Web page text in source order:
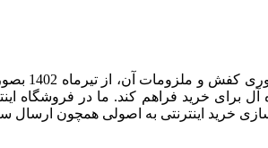
ما
برای خرید فراهم کند. ما در فروشگاه